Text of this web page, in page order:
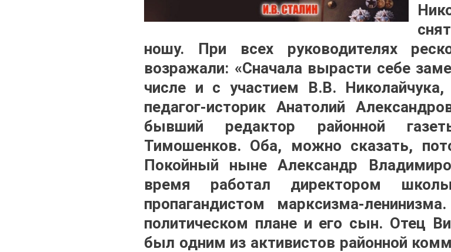
ношу. При всех руководителях
возражали: «Сначала вырасти себе
числе и с участием В.В.
педагог-историк Анатолий
бывший редактор районной
Тимошенков. Оба, можно сказать,
Покойный ныне Александр
время работал директором
пропагандистом марксизма-
политическом плане и его сын. Отец
был одним из активистов районной